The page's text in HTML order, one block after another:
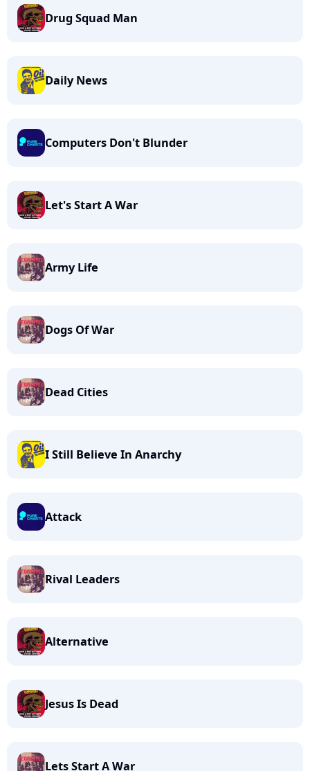
Drug Squad Man
Daily News
Computers Don't Blunder
Let's Start A War
Army Life
Dogs Of War
Dead Cities
I Still Believe In Anarchy
Attack
Rival Leaders
Alternative
Jesus Is Dead
Lets Start A War